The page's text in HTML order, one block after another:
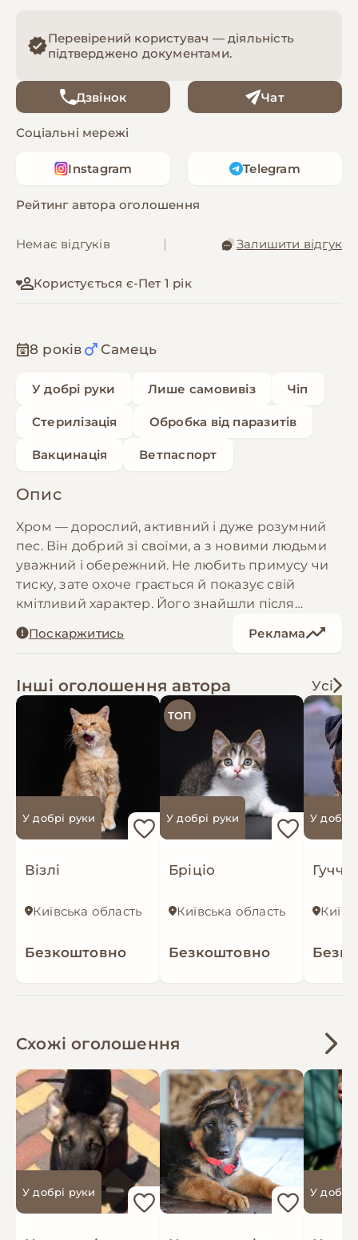
Перевірений користувач — діяльність
підтверджено документами.
Дзвінок Чат
Соціальні мережі
Instagram Telegram
Рейтинг автора оголошення
Немає відгуків Залишити відгук
Користується є-Пет 1 рік
8 років Самець
У добрі руки Лише самовивіз Чіп
Стерилізація Обробка від паразитів
Вакцинація Ветпаспорт
Опис
Хром — дорослий, активний і дуже розумний
пес. Він добрий зі своїми, а з новими людьми
уважний і обережний. Не любить примусу чи
тиску, зате охоче грається й показує свій
кмітливий характер. Його знайшли після
відшукати. Потім лікували отит та лапи,
для Хрома надійну й люблячу родину, яка
подарує йому справжній дім. Умовна ДН
04.07.2018. Хром має паспорт, чип, щеплення,
оброблений від паразитів. Може бути
переданий за кордон після підготовки виїзних
документів
Поскаржитись Реклама
Інші оголошення автора Усі
У добрі руки
Візлі
Київська область
Безкоштовно
ТОП
У добрі руки
Бріціо
Київська область
Безкоштовно
У добрі
Гуччі
Схожі оголошення
У добрі руки У добрі